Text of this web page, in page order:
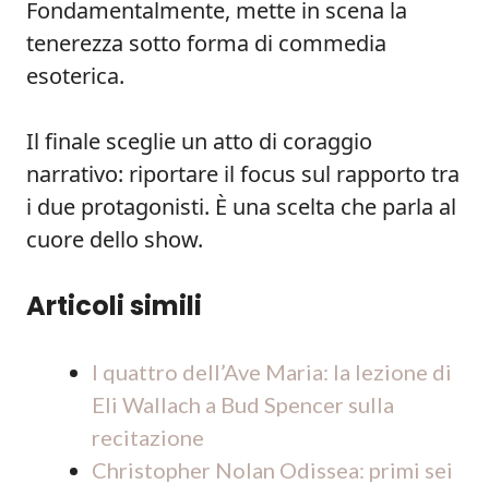
Fondamentalmente, mette in scena la
tenerezza sotto forma di commedia
esoterica.
Il finale sceglie un atto di coraggio
narrativo: riportare il focus sul rapporto tra
i due protagonisti. È una scelta che parla al
cuore dello show.
Articoli simili
I quattro dell’Ave Maria: la lezione di
Eli Wallach a Bud Spencer sulla
recitazione
Christopher Nolan Odissea: primi sei